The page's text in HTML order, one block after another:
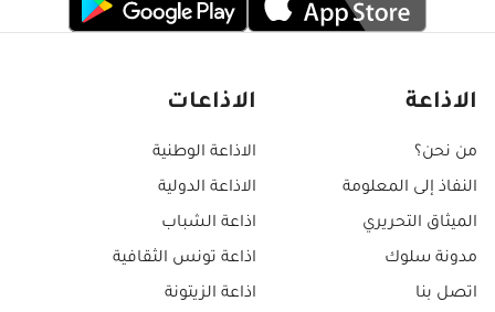
الاذاعة
من نحن؟
النفاذ إلى المعلومة
الميثاق التحريري
مدونة سلوك
اتصل بنا
الاذاعات
الاذاعة الوطنية
الاذاعة الدولية
اذاعة الشباب
اذاعة تونس الثقافية
اذاعة الزيتونة